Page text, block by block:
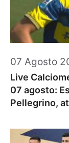
07 Agosto
Live
07 agosto:
Pellegrino,